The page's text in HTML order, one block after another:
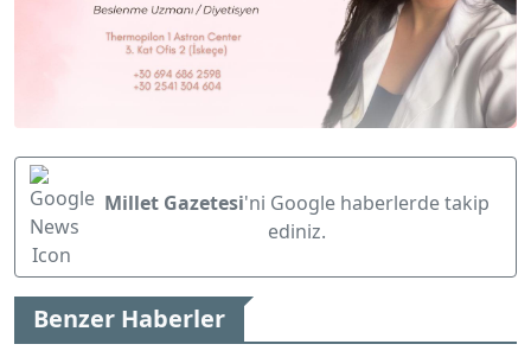
Millet Gazetesi'ni Google haberlerde takip
ediniz.
Benzer Haberler